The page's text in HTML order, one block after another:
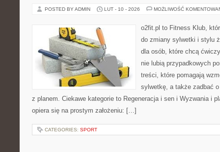
POSTED BY ADMIN LUT - 10 - 2026 MOŻLIWOŚĆ
o2fit.pl to Fitness Klub,
do zmiany sylwetki i stylu
dla osób, które chcą
nie lubią przypadkowych
treści, które pomagają
sylwetkę, a także zadbać
z planem. Ciekawe kategorie to Regeneracja i sen i Wyzwania i
opiera się na prostym założeniu: […]
CATEGORIES: SPORT